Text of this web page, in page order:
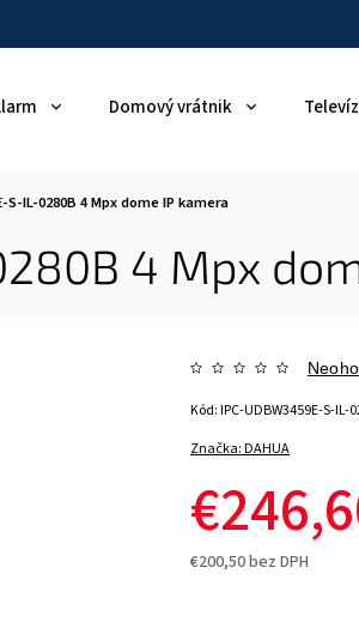
Domový vrátnik
S-IL-0280B 4 Mpx dome IP kamera
4 Mpx
Značka:DAHUA
€200,50 bez DPH
Kód:IPC-UDBW3459E-S-IL-